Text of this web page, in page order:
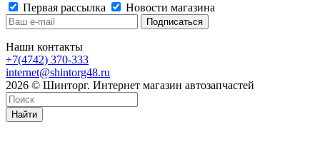
Первая рассылка
Новости магазина
Наши контакты
+7(4742) 370-333
internet@shintorg48.ru
2026 © Шинторг. Интернет магазин автозапчастей
Найти